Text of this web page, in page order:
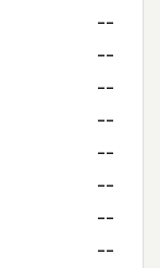
--
--
--
--
--
--
--
--